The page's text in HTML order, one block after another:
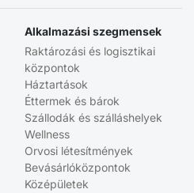
Alkalmazási szegmensek
Raktározási és logisztikai
központok
Háztartások
Éttermek és bárok
Szállodák és szálláshelyek
Wellness
Orvosi létesítmények
Bevásárlóközpontok
Középületek